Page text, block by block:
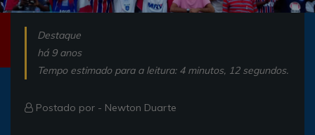
Destaque
há 9 anos
Tempo estimado para a leitura: 4 minutos, 12 segundos.
Postado por - Newton Duarte